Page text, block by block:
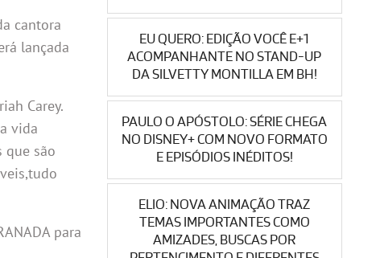
cantora
lançada
Carey.
vida
que são
para
EU QUERO: EDIÇÃO VOCÊ E+1
ACOMPANHANTE NO STAND-UP
DA SILVETTY MONTILLA EM BH!
PAULO O APÓSTOLO: SÉRIE CHEGA
NO DISNEY+ COM NOVO FORMATO
E EPISÓDIOS INÉDITOS!
ELIO: NOVA ANIMAÇÃO TRAZ
TEMAS IMPORTANTES COMO
AMIZADES, BUSCAS POR